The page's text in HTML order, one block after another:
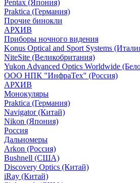
Pentax (Япония)
Praktica (Германия)
Прочие бинокли
АРХИВ
Приборы ночного видения
Konus Optical and Sport Systems
NiteSite (Великобритания)
Yukon Advanced Optics Worldwide
ООО НПК "ИнфраТех" (Россия)
АРХИВ
Монокуляры
Praktica (Германия)
Navigator (Китай)
Nikon (Япония)
Россия
Дальномеры
Arkon (Россия)
Bushnell (США)
Discovery Optics (Китай)
iRay (Китай)